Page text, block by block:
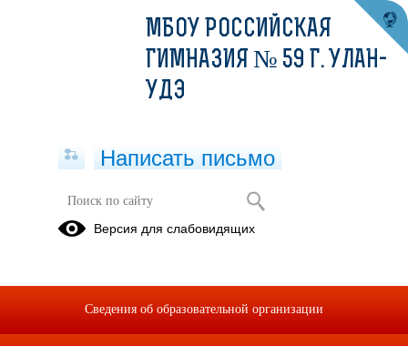
Правила безопасного поведения
Мои безопасные каникулы
МБОУ РОССИЙСКАЯ
ГИМНАЗИЯ № 59 Г. УЛАН-
УДЭ
Написать письмо
Версия для слабовидящих
Сведения об образовательной организации